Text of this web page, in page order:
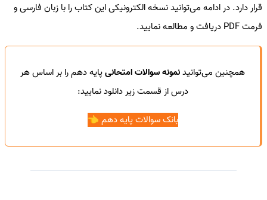
قرار دارد. در ادامه می‌توانید نسخه الکترونیکی این کتاب را با زبان فارسی و
فرمت PDF دریافت و مطالعه نمایید.
همچنین می‌توانیدنمونه سوالات امتحانیپایه دهم را بر اساس هر
درس از قسمت زیر دانلود نمایید:
بانک سوالات پایه دهم 👈